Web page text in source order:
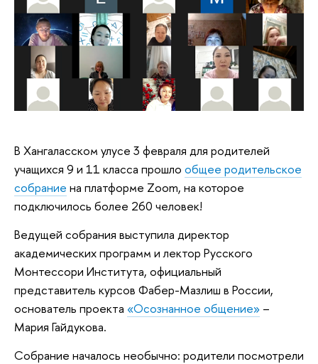
В Хангаласском улусе 3 февраля для родителей
учащихся 9 и 11 класса прошло общее родительское
собрание на платформе Zoom, на которое
подключилось более 260 человек!
Ведущей собрания выступила директор
академических программ и лектор Русского
Монтессори Института, официальный
представитель курсов Фабер-Мазлиш в России,
основатель проекта «Осознанное общение» –
Мария Гайдукова.
Собрание началось необычно: родители посмотрели